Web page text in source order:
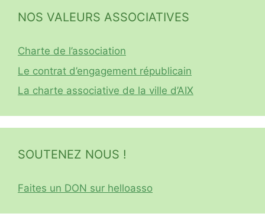
NOS VALEURS ASSOCIATIVES
Charte de l’association
Le contrat d’engagement républicain
La charte associative de la ville d’AIX
SOUTENEZ NOUS !
Faites un DON sur helloasso